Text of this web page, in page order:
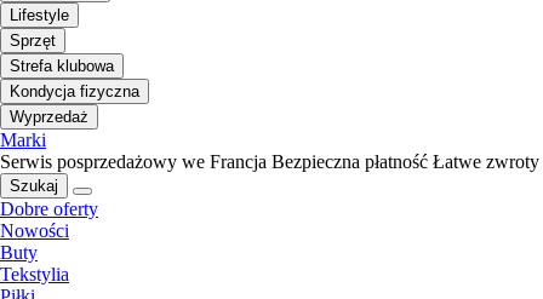
Lifestyle
Sprzęt
Strefa klubowa
Kondycja fizyczna
Wyprzedaż
Marki
Serwis posprzedażowy we Francja Bezpieczna płatność Łatwe zwroty
Szukaj
Dobre oferty
Nowości
Buty
Tekstylia